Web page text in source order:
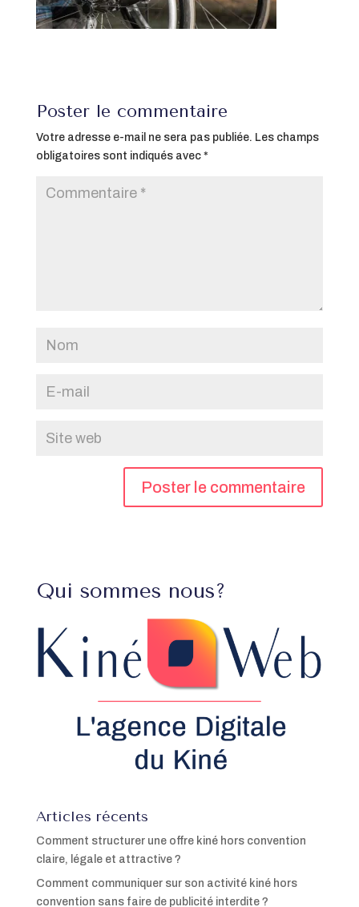
Poster le commentaire
Votre adresse e-mail ne sera pas publiée. Les champs
obligatoires sont indiqués avec *
Qui sommes nous?
Articles récents
Comment structurer une offre kiné hors convention
claire, légale et attractive ?
Comment communiquer sur son activité kiné hors
convention sans faire de publicité interdite ?